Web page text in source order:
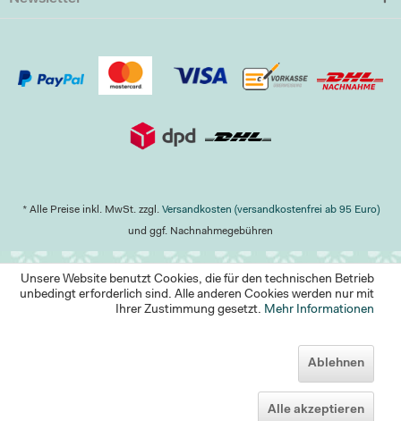
* Alle Preise inkl. MwSt. zzgl. Versandkosten (versandkostenfrei ab 95 Euro)
und ggf. Nachnahmegebühren
Unsere Website benutzt Cookies, die für den technischen Betrieb
unbedingt erforderlich sind. Alle anderen Cookies werden nur mit
Ihrer Zustimmung gesetzt. Mehr Informationen
Ablehnen
Alle akzeptieren